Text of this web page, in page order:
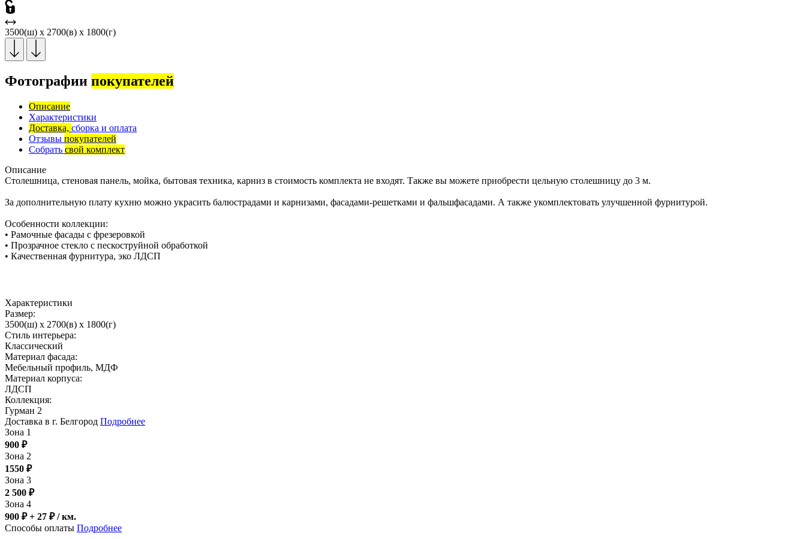
3500(ш) x 2700(в) x 1800(г)
Фотографии покупателей
Описание
Характеристики
Доставка, сборка и оплата
Отзывы покупателей
Собрать свой комплект
Описание
Столешница, стеновая панель, мойка, бытовая техника, карниз в стоимость комплекта не входят. Также вы можете приобрести цельную столешницу до 3 м.
За дополнительную плату кухню можно украсить балюстрадами и карнизами, фасадами-решетками и фальшфасадами. А также укомплектовать улучшенной фурнитурой.
Особенности коллекции:
• Рамочные фасады с фрезеровкой
• Прозрачное стекло с пескоструйной обработкой
• Качественная фурнитура, эко ЛДСП
Характеристики
Размер:
3500(ш) x 2700(в) x 1800(г)
Стиль интерьера:
Классический
Материал фасада:
Мебельный профиль, МДФ
Материал корпуса:
ЛДСП
Коллекция:
Гурман 2
Доставка в г. Белгород Подробнее
Зона 1
900 ₽
Зона 2
1550 ₽
Зона 3
2 500 ₽
Зона 4
900 ₽ + 27 ₽/ км.
Способы оплаты Подробнее